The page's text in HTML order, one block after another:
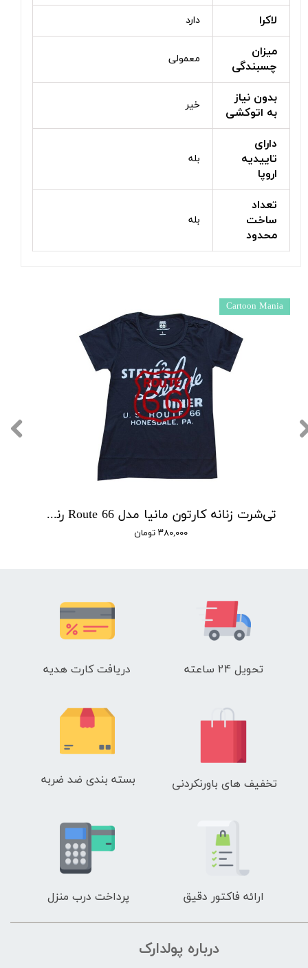
لاکرا دارد
میزان
چسبندگی
معمولی
بدون نیاز
به اتوکشی
خیر
دارای
تاییدیه
اروپا
بله
تعداد
ساخت
محدود
بله
تی‌شرت زنانه کارتون مانیا مدل Route 66 رنگ مشکی
۳۸۰,۰۰۰ تومان
Cartoon Mania
تحویل 24 ساعته دریافت کارت هدیه
تخفیف های باورنکردنی بسته بندی ضد ضربه
ارائه فاکتور دقیق پرداخت درب منزل
درباره پولدارک